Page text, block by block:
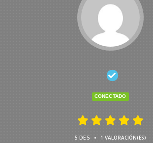
CONECTADO
5 DE 5 • 1 VALORACIÓN(ES)